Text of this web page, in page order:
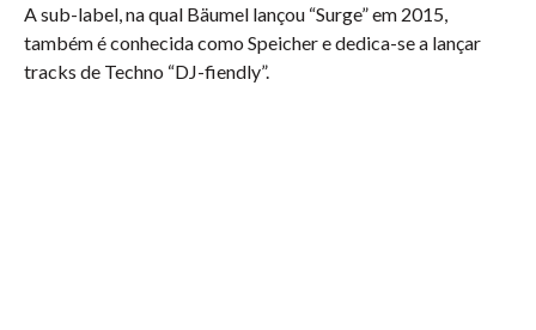
A sub-label, na qual Bäumel lançou “Surge” em 2015,
também é conhecida como Speicher e dedica-se a lançar
tracks de Techno “DJ-fiendly”.